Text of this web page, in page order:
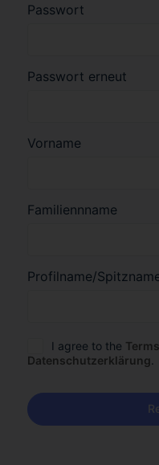
Passwort
Passwort erneut
Vorname
Familiennname
Profilname/
I agree to the
Datenschutzerklärung